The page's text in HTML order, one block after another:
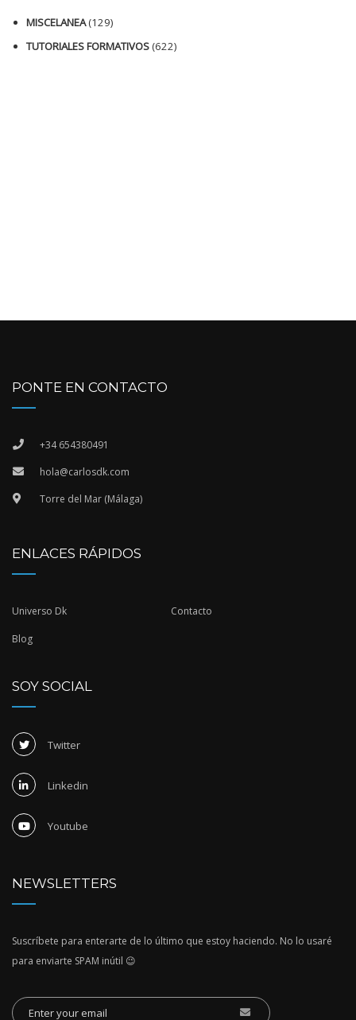
MISCELANEA(129)
TUTORIALES FORMATIVOS(622)
PONTE EN CONTACTO
+34 654380491
hola@carlosdk.com
Torre del Mar (Málaga)
ENLACES RÁPIDOS
Universo Dk Contacto
Blog
SOY SOCIAL
Twitter
Linkedin
Youtube
NEWSLETTERS
Suscríbete para enterarte de lo último que estoy haciendo. No lo usaré
para enviarte SPAM inútil 😉